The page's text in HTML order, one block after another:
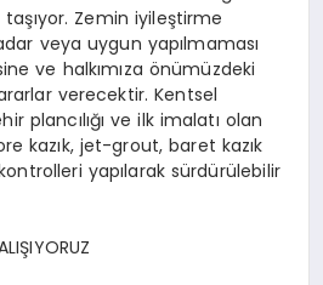
Zemin iyileştirme
veya uygun yapılmaması
ve halkımıza önümüzdeki
verecektir. Kentsel
plancılığı ve ilk imalatı olan
kazık, jet-grout, baret kazık
yapılarak sürdürülebilir